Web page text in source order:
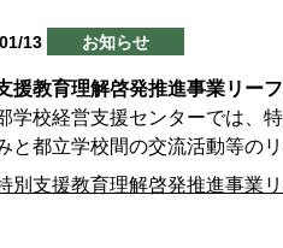
13 お知らせ
援教育理解啓発推進事業リー
学校経営支援センターでは、
と都立学校間の交流活動等の
別支援教育理解啓発推進事業